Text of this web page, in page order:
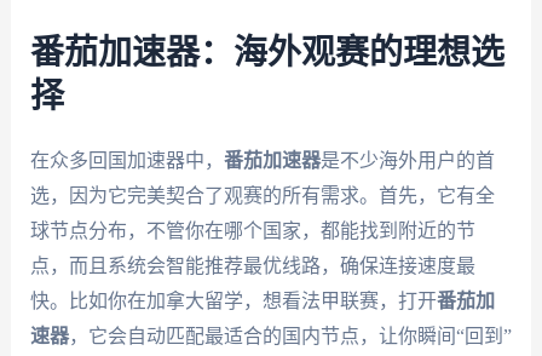
番茄加速器：海外观赛的理想选
择
在众多回国加速器中， 番茄加速器是不少海外用户的首
选，因为它完美契合了观赛的所有需求。首先，它有全
球节点分布，不管你在哪个国家，都能找到附近的节
点，而且系统会智能推荐最优线路，确保连接速度最
快。比如你在加拿大留学，想看法甲联赛，打开番茄加
速器，它会自动匹配最适合的国内节点，让你瞬间“回到”